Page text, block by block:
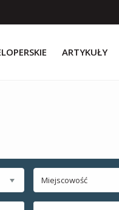
ARTYKUŁY
Miejscowość